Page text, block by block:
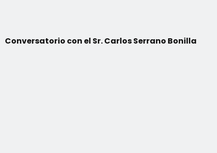
Conversatorio con el Sr. Carlos Serrano Bonilla